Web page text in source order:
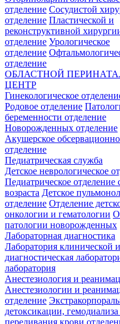
отделение Сосудистой
отделение Пластической и
реконструктивной
отделение Урологическое
отделение
отделение
ОБЛАСТНОЙ
ЦЕНТР
Гинекологическое
Родовое отделение
беременности отделение
Новорожденных отделение
Акушерское
отделение
Педиатрическая служба
Детское неврологическое
Педиатрическое отделение
возраста Детское
отделение Отделение
онкологии и гематологии
патологии новорожденных
Лабораторная диагностика
Лаборатория клинической
диагностическая
лаборатория
Анестезиология и
Анестезиологии и
отделение
детоксикации, гемодиализа
переливания крови